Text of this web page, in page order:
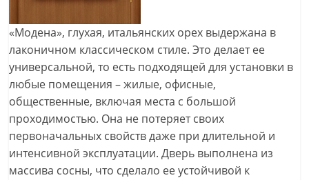
«Модена», глухая, итальянских орех выдержана в
лаконичном классическом стиле. Это делает ее
универсальной, то есть подходящей для установки в
любые помещения – жилые, офисные,
общественные, включая места с большой
проходимостью. Она не потеряет своих
первоначальных свойств даже при длительной и
интенсивной эксплуатации. Дверь выполнена из
массива сосны, что сделало ее устойчивой к